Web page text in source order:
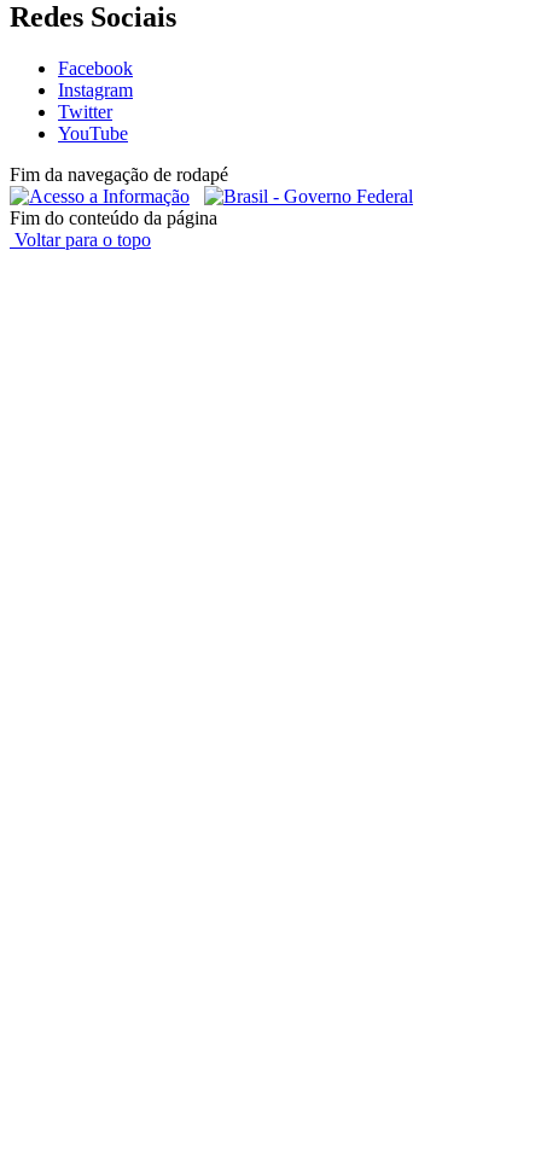
Redes Sociais
Facebook
Instagram
Twitter
YouTube
Fim da navegação de rodapé
Fim do conteúdo da página
Voltar para o topo